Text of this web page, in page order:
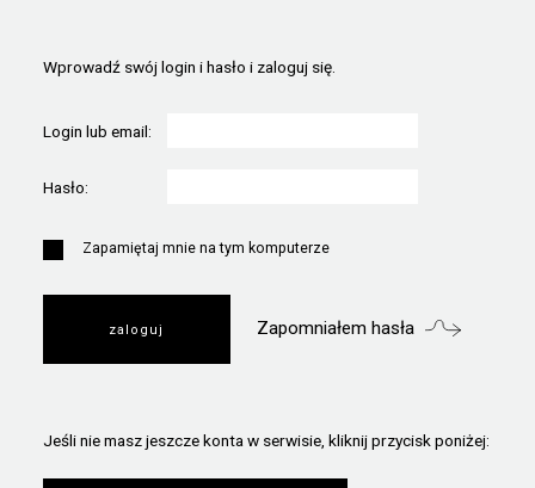
Wprowadź swój login i hasło i zaloguj się.
Login lub email:
Hasło:
Zapamiętaj mnie na tym komputerze
Zapomniałem hasła
Jeśli nie masz jeszcze konta w serwisie, kliknij przycisk poniżej: